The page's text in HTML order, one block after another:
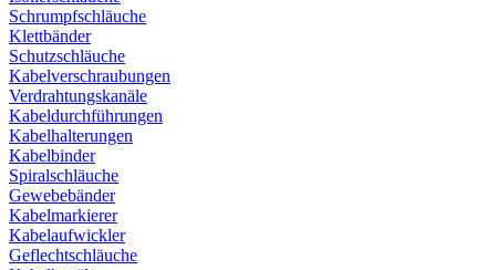
Schrumpfschläuche
Klettbänder
Schutzschläuche
Kabelverschraubungen
Verdrahtungskanäle
Kabeldurchführungen
Kabelhalterungen
Kabelbinder
Spiralschläuche
Gewebebänder
Kabelmarkierer
Kabelaufwickler
Geflechtschläuche